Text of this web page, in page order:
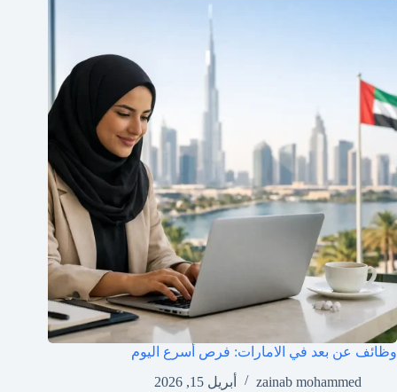
وظائف عن بعد في الامارات: فرص أسرع اليوم
zainab mohammed
أبريل 15, 2026